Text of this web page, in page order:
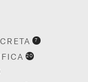
CRETA 7
20